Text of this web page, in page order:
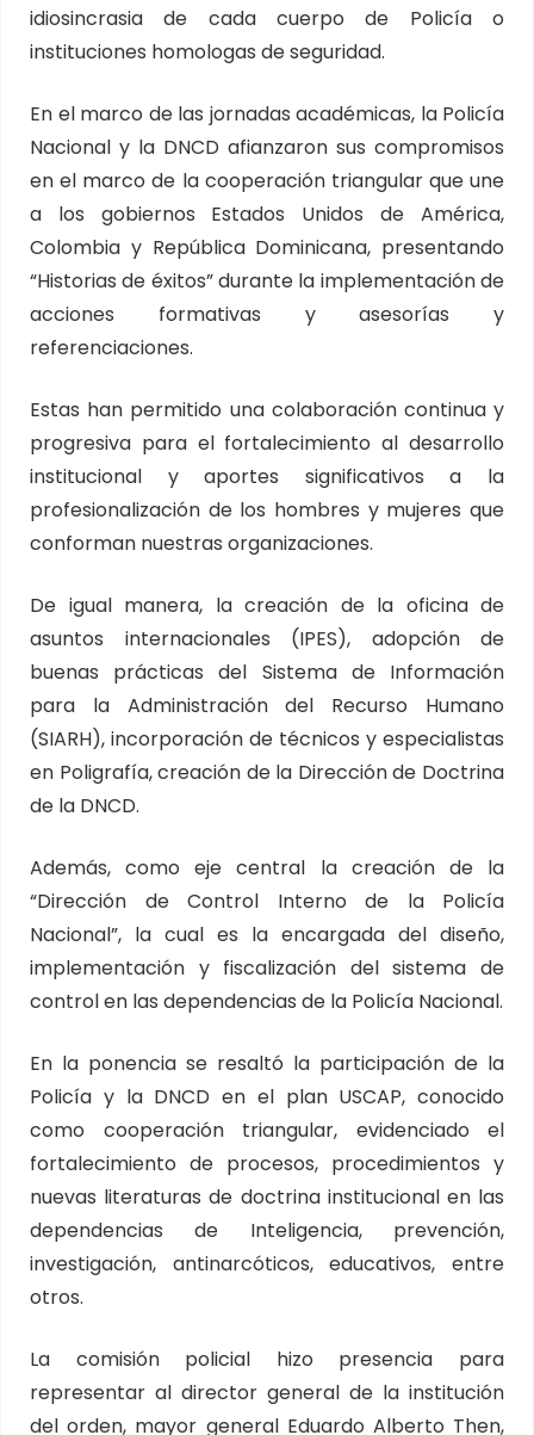
idiosincrasia de cada cuerpo de Policía o
instituciones homologas de seguridad.
En el marco de las jornadas académicas, la Policía
Nacional y la DNCD afianzaron sus compromisos
en el marco de la cooperación triangular que une
a los gobiernos Estados Unidos de América,
Colombia y República Dominicana, presentando
“Historias de éxitos” durante la implementación de
acciones formativas y asesorías y
referenciaciones.
Estas han permitido una colaboración continua y
progresiva para el fortalecimiento al desarrollo
institucional y aportes significativos a la
profesionalización de los hombres y mujeres que
conforman nuestras organizaciones.
De igual manera, la creación de la oficina de
asuntos internacionales (IPES), adopción de
buenas prácticas del Sistema de Información
para la Administración del Recurso Humano
(SIARH), incorporación de técnicos y especialistas
en Poligrafía, creación de la Dirección de Doctrina
de la DNCD.
Además, como eje central la creación de la
“Dirección de Control Interno de la Policía
Nacional”, la cual es la encargada del diseño,
implementación y fiscalización del sistema de
control en las dependencias de la Policía Nacional.
En la ponencia se resaltó la participación de la
Policía y la DNCD en el plan USCAP, conocido
como cooperación triangular, evidenciado el
fortalecimiento de procesos, procedimientos y
nuevas literaturas de doctrina institucional en las
dependencias de Inteligencia, prevención,
investigación, antinarcóticos, educativos, entre
otros.
La comisión policial hizo presencia para
representar al director general de la institución
del orden, mayor general Eduardo Alberto Then,